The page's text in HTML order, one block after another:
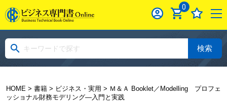
0
検索
HOME> 書籍> ビジネス・実用 > Ｍ＆Ａ Booklet／Modelling プロフェ
ッショナル財務モデリング―入門と実践